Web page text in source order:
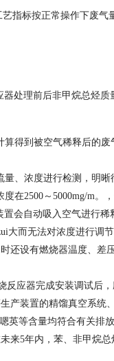
指标按正常操作下废气
处理前后非甲烷总烃质
得到被空气稀释后的废
、浓度进行检测，明晰
在2500～5000mg/m。
会自动吸入空气进行
大而无法对浓度进行调
还设有燃烧器温度、差
应器完成安装调试后
产装置的精馏真空系统
英等含量均符合有关排
来5年内，苯、非甲烷